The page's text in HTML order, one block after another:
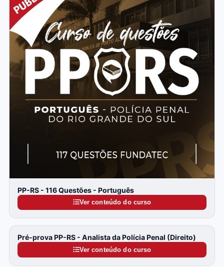
PP-RS - 116 Questões - Português
Ver conteúdo do curso
Pré-prova PP-RS - Analista da Polícia Penal (Direito)
Ver conteúdo do curso